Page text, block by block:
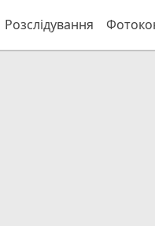
Розслідування